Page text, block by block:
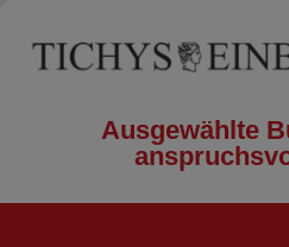
Ausgewählte